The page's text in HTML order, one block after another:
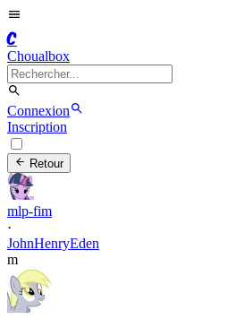
C
Choualbox
Connexion
Inscription
Retour
mlp-fim
·
JohnHenryEden
m